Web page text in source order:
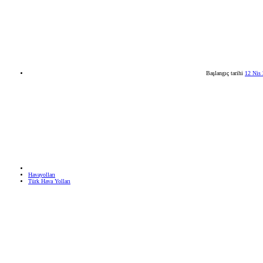
Başlangıç tarihi 12 Nis
Havayolları
Türk Hava Yolları